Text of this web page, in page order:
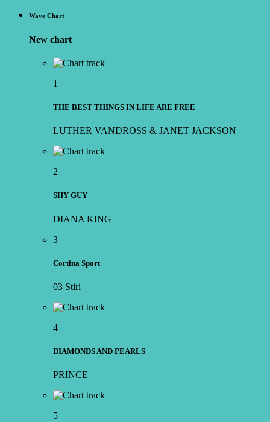
Wave Chart
New chart
1
THE BEST THINGS IN LIFE ARE FREE
LUTHER VANDROSS & JANET JACKSON
2
SHY GUY
DIANA KING
3
Cortina Sport
03 Stiri
4
DIAMONDS AND PEARLS
PRINCE
5